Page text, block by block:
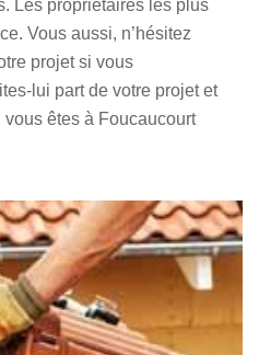
Les propriétaires les plus
Vous aussi, n’hésitez
projet si vous
lui part de votre projet et
êtes à Foucaucourt